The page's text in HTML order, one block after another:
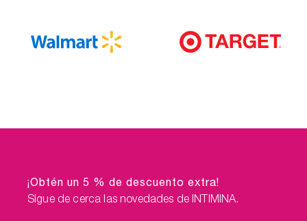
¡Obtén un 5 % de descuento extra!
Sigue de cerca las novedades de INTIMINA.